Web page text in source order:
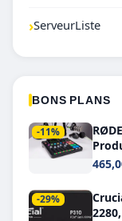
›ServeurListe
BONS PLANS
-11%
-29%